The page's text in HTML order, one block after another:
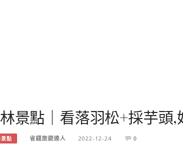
景點｜看落羽松+採芋頭,
點 省錢旅遊達人 2022-12-24 0